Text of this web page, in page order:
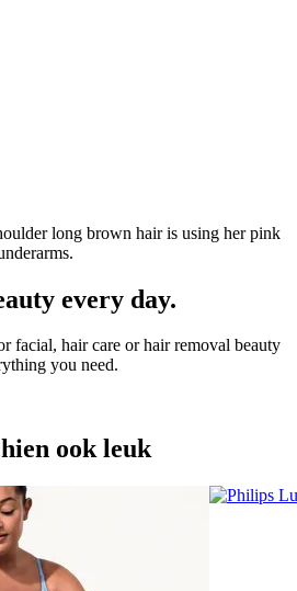
every day.
facial, hair care or hair removal beauty
you need.
ook leuk